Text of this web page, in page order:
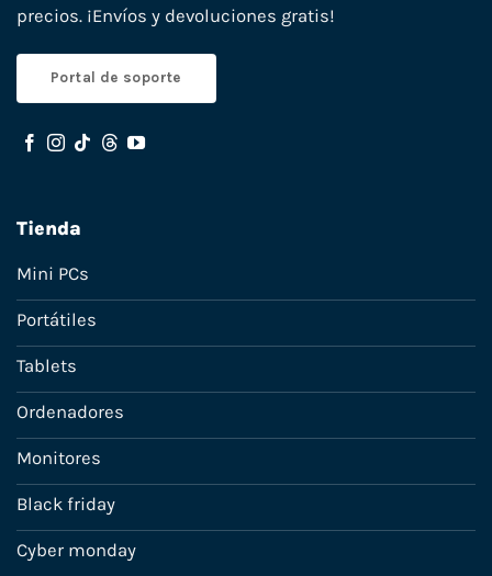
precios. ¡Envíos y devoluciones gratis!
Portal de soporte
Tienda
Mini PCs
Portátiles
Tablets
Ordenadores
Monitores
Black friday
Cyber monday